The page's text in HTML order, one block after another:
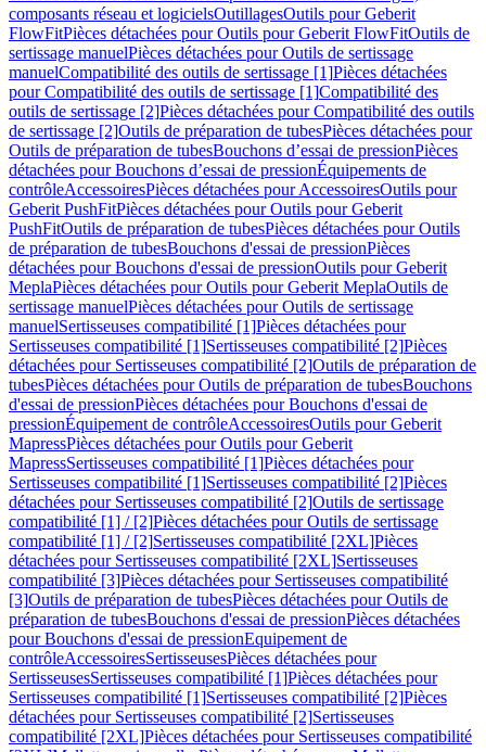
composants réseau et logicielsOutillagesOutils pour Geberit
FlowFitPièces détachées pour Outils pour Geberit FlowFitOutils de
sertissage manuelPièces détachées pour Outils de sertissage
manuelCompatibilité des outils de sertissage [1]Pièces détachées
pour Compatibilité des outils de sertissage [1]Compatibilité des
outils de sertissage [2]Pièces détachées pour Compatibilité des outils
de sertissage [2]Outils de préparation de tubesPièces détachées pour
Outils de préparation de tubesBouchons d’essai de pressionPièces
détachées pour Bouchons d’essai de pressionÉquipements de
contrôleAccessoiresPièces détachées pour AccessoiresOutils pour
Geberit PushFitPièces détachées pour Outils pour Geberit
PushFitOutils de préparation de tubesPièces détachées pour Outils
de préparation de tubesBouchons d'essai de pressionPièces
détachées pour Bouchons d'essai de pressionOutils pour Geberit
MeplaPièces détachées pour Outils pour Geberit MeplaOutils de
sertissage manuelPièces détachées pour Outils de sertissage
manuelSertisseuses compatibilité [1]Pièces détachées pour
Sertisseuses compatibilité [1]Sertisseuses compatibilité [2]Pièces
détachées pour Sertisseuses compatibilité [2]Outils de préparation de
tubesPièces détachées pour Outils de préparation de tubesBouchons
d'essai de pressionPièces détachées pour Bouchons d'essai de
pressionÉquipement de contrôleAccessoiresOutils pour Geberit
MapressPièces détachées pour Outils pour Geberit
MapressSertisseuses compatibilité [1]Pièces détachées pour
Sertisseuses compatibilité [1]Sertisseuses compatibilité [2]Pièces
détachées pour Sertisseuses compatibilité [2]Outils de sertissage
compatibilité [1] / [2]Pièces détachées pour Outils de sertissage
compatibilité [1] / [2]Sertisseuses compatibilité [2XL]Pièces
détachées pour Sertisseuses compatibilité [2XL]Sertisseuses
compatibilité [3]Pièces détachées pour Sertisseuses compatibilité
[3]Outils de préparation de tubesPièces détachées pour Outils de
préparation de tubesBouchons d'essai de pressionPièces détachées
pour Bouchons d'essai de pressionEquipement de
contrôleAccessoiresSertisseusesPièces détachées pour
SertisseusesSertisseuses compatibilité [1]Pièces détachées pour
Sertisseuses compatibilité [1]Sertisseuses compatibilité [2]Pièces
détachées pour Sertisseuses compatibilité [2]Sertisseuses
compatibilité [2XL]Pièces détachées pour Sertisseuses compatibilité